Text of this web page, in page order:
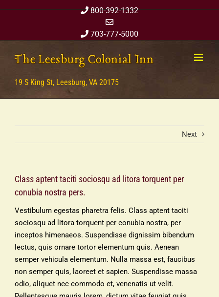
800-392-1332
703-777-5000
19 S King St, Leesburg, VA 20175
Next
Class aptent taciti sociosqu ad litora torquent per
conubia nostra pers.
Vestibulum egestas pharetra felis. Class aptent taciti
sociosqu ad litora torquent per conubia nostra, per
inceptos himenaeos. Suspendisse dignissim bibendum
lectus, quis ornare tortor elementum quis. Aenean
semper vehicula elementum. Nulla massa est, faucibus
non semper quis, laoreet et sapien. Suspendisse massa
odio, aliquet nec commodo et, venenatis ut velit.